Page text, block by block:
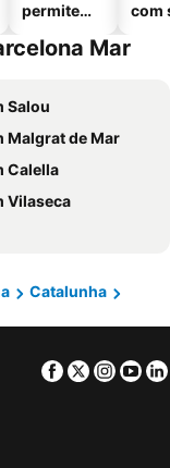
permitem
com
Mar
Salou
Malgrat de Mar
Calella
Vilaseca
Catalunha
Facebook
Twitter